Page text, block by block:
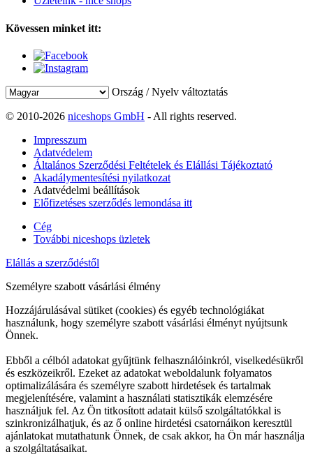
Kövessen minket itt:
Ország / Nyelv változtatás
© 2010-2026 niceshops GmbH - All rights reserved.
Impresszum
Adatvédelem
Általános Szerződési Feltételek és Elállási Tájékoztató
Akadálymentesítési nyilatkozat
Adatvédelmi beállítások
Előfizetéses szerződés lemondása itt
Cég
További niceshops üzletek
Elállás a szerződéstől
Személyre szabott vásárlási élmény
Hozzájárulásával sütiket (cookies) és egyéb technológiákat
használunk, hogy személyre szabott vásárlási élményt nyújtsunk
Önnek.
Ebből a célból adatokat gyűjtünk felhasználóinkról, viselkedésükről
és eszközeikről. Ezeket az adatokat weboldalunk folyamatos
optimalizálására és személyre szabott hirdetések és tartalmak
megjelenítésére, valamint a használati statisztikák elemzésére
használjuk fel. Az Ön titkosított adatait külső szolgáltatókkal is
szinkronizálhatjuk, és az ő online hirdetési csatornáikon keresztül
ajánlatokat mutathatunk Önnek, de csak akkor, ha Ön már használja
a szolgáltatásaikat.